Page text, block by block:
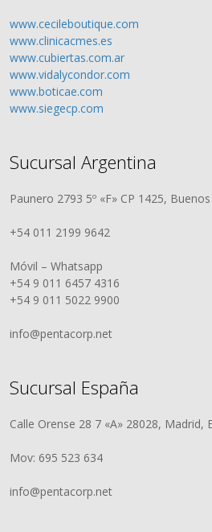
www.cecileboutique.com
www.clinicacmes.es
www.cubiertas.com.ar
www.vidalycondor.com
www.boticae.com
www.siegecp.com
Sucursal Argentina
Paunero 2793 5º «F» CP 1425,
+54 011 2199 9642
Móvil – Whatsapp
+54 9 011 6457 4316
+54 9 011 5022 9900
info@pentacorp.net
Sucursal España
Calle Orense 28 7 «A» 28028, Madrid,
Mov: 695 523 634
info@pentacorp.net